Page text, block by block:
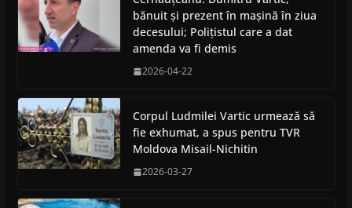
bănuit și prezent în mașină în ziua
decesului; Polițistul care a dat
amenda va fi demis
2026-04-22
Corpul Ludmilei Vartic urmează să
fie exhumat, a spus pentru TVR
Moldova Misail-Nichitin
2026-03-27